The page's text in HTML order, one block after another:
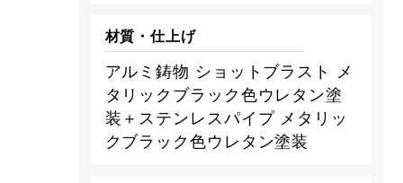
材質・仕上げ
アルミ鋳物 ショットブラスト メ
タリックブラック色ウレタン塗
装＋ステンレスパイプ メタリッ
クブラック色ウレタン塗装